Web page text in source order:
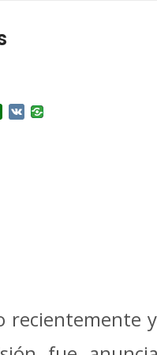
Douban
VK
recientemente